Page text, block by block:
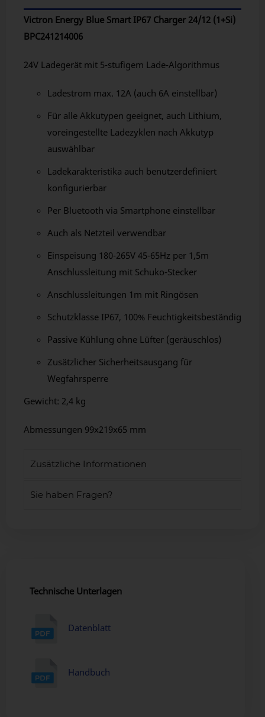
Victron Energy Blue Smart IP67 Charger 24/12 (1+Si)
BPC241214006
24V Ladegerät mit 5-stufigem Lade-Algorithmus
Ladestrom max. 12A (auch 6A einstellbar)
Für alle Akkutypen geeignet, auch Lithium,
voreingestellte Ladezyklen nach Akkutyp
auswählbar
Ladekarakteristika auch benutzerdefiniert
konfigurierbar
Per Bluetooth via Smartphone einstellbar
Auch als Netzteil verwendbar
Einspeisung 180-265V 45-65Hz per 1,5m
Anschlussleitung mit Schuko-Stecker
Anschlussleitungen 1m mit Ringösen
Schutzklasse IP67, 100% Feuchtigkeitsbeständig
Passive Kühlung ohne Lüfter (geräuschlos)
Zusätzlicher Sicherheitsausgang für
Wegfahrsperre
Gewicht: 2,4 kg
Abmessungen 99x219x65 mm
Zusätzliche Informationen
Sie haben Fragen?
Technische Unterlagen
Datenblatt
Handbuch